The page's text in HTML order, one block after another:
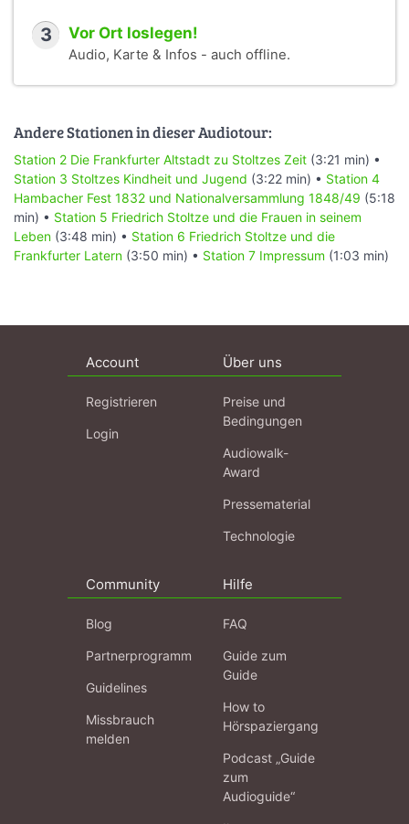
3 Vor Ort loslegen!
Audio, Karte & Infos - auch offline.
Andere Stationen in dieser Audiotour:
Station 2 Die Frankfurter Altstadt zu Stoltzes Zeit (3:21 min) •
Station 3 Stoltzes Kindheit und Jugend (3:22 min) • Station 4
Hambacher Fest 1832 und Nationalversammlung 1848/49 (5:18
min) • Station 5 Friedrich Stoltze und die Frauen in seinem
Leben (3:48 min) • Station 6 Friedrich Stoltze und die
Frankfurter Latern (3:50 min) • Station 7 Impressum (1:03 min)
Account
Registrieren
Login
Über uns
Preise und
Bedingungen
Audiowalk-
Award
Pressematerial
Technologie
Community
Blog
Partnerprogramm
Guidelines
Missbrauch
melden
Hilfe
FAQ
Guide zum
Guide
How to
Hörspaziergang
Podcast „Guide
zum
Audioguide“